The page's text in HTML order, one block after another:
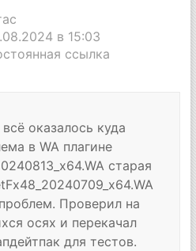
в 15:03
ссылка
оказалось куда
в WA плагине
старая
Проверил на
осях и перекачал
для тестов.